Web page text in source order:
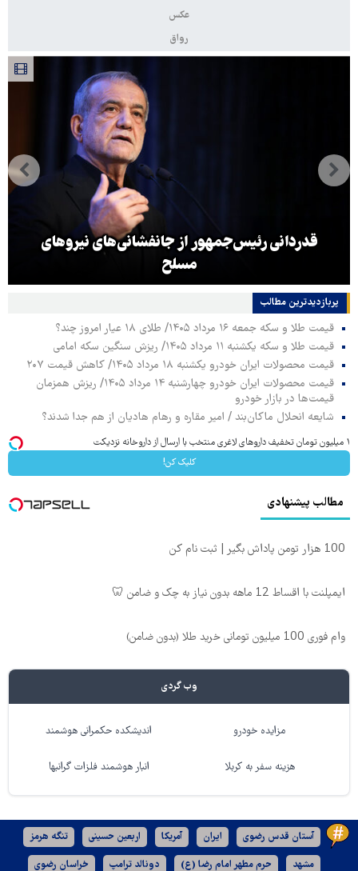
عکس
رواق
قدردانی رئیس‌جمهور از جانفشانی‌های نیروهای
مسلح
پربازدیدترین‌ مطالب
قیمت طلا و سکه جمعه ۱۶ مرداد ۱۴۰۵/ طلای ۱۸ عیار امروز چند؟
قیمت طلا و سکه یکشنبه ۱۱ مرداد ۱۴۰۵/ ریزش سنگین سکه امامی
قیمت محصولات ایران خودرو یکشنبه ۱۸ مرداد ۱۴۰۵/ کاهش قیمت ۲۰۷
قیمت محصولات ایران خودرو چهارشنبه ۱۴ مرداد ۱۴۰۵/ ریزش همزمان
قیمت‌ها در بازار خودرو
شایعه انحلال ماکان‌بند / امیر مقاره و رهام هادیان از هم جدا شدند؟
۱ میلیون تومان تخفیف داروهای لاغری منتخب با ارسال از داروخانه نزدیکت
کلیک کن!
مطالب پیشنهادی
100 هزار تومن پاداش بگیر | ثبت نام کن
ایمپلنت با اقساط 12 ماهه بدون نیاز به چک و ضامن 🦷
وام فوری 100 میلیون تومانی خرید طلا (بدون ضامن)
وب گردی
مزایده خودرو اندیشکده حکمرانی هوشمند
هزینه سفر به کربلا انبار هوشمند فلزات گرانبها
آستان قدس رضوی ایران آمریکا اربعین حسینی تنگه هرمز
مشهد حرم مطهر امام رضا (ع) دونالد ترامپ خراسان رضوی